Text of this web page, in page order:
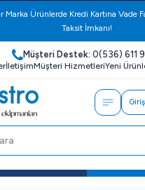
Marka Ürünlerde Kredi Kartına Vade
Taksit İmkanı!
Müşteri Destek: 0(536) 611
İletişimMüşteri HizmetleriYeni